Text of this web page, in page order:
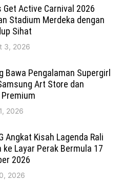
Get Active Carnival 2026
Stadium Merdeka dengan
Sihat
3, 2026
Bawa Pengalaman Supergirl
Art Store dan
2026
Angkat Kisah Lagenda Rali
ke Layar Perak Bermula 17
2026
2026